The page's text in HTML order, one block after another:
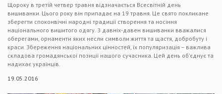
Щороку в третій четвер травня відзначається Всесвітній день
вишиванки. Цього року він припадає на 19 травня. Це свято покликане
зберегти споконвічні народні традиції створення та носіння
національного вишитого одягу. З давніх-давен вишиванки вважалися
оберегами, орнаменти яких несли символи життя та щастя, добробуту і
краси. Збереження національних цінностей, їх популяризація – важлива
складова громадянської позиції нашого сучасника. Цей день об’єднує та
надихає українців.
19.05.2016